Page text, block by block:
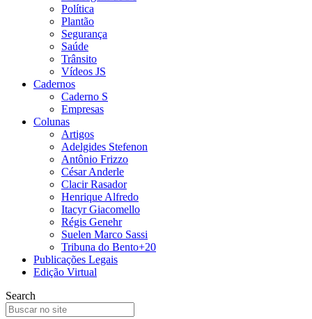
Política
Plantão
Segurança
Saúde
Trânsito
Vídeos JS
Cadernos
Caderno S
Empresas
Colunas
Artigos
Adelgides Stefenon
Antônio Frizzo
César Anderle
Clacir Rasador
Henrique Alfredo
Itacyr Giacomello
Régis Genehr
Suelen Marco Sassi
Tribuna do Bento+20
Publicações Legais
Edição Virtual
Search